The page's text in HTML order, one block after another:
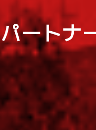
パートナ